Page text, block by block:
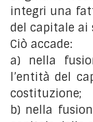
integri una
del capitale ai
Ciò accade:
a) nella
l’entità del
costituzione;
b) nella